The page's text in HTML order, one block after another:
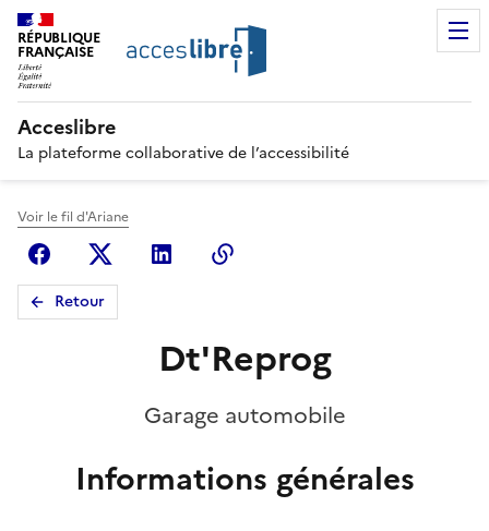
RÉPUBLIQUE
FRANÇAISE
Acceslibre
La plateforme collaborative de l’accessibilité
Voir le fil d'Ariane
FacebookX (anciennement Twitter)
Linkedin
Retour
Dt'Reprog
Garage automobile
Informations générales